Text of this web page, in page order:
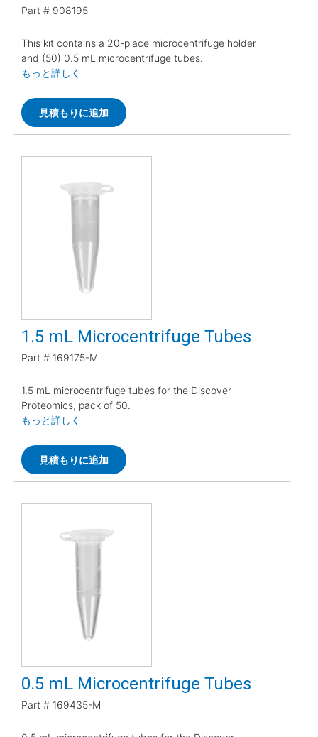
Part # 908195
This kit contains a 20-place microcentrifuge holder
and (50) 0.5 mL microcentrifuge tubes.
もっと詳しく
見積もりに追加
1.5 mL Microcentrifuge Tubes
Part # 169175-M
1.5 mL microcentrifuge tubes for the Discover
Proteomics, pack of 50.
もっと詳しく
見積もりに追加
0.5 mL Microcentrifuge Tubes
Part # 169435-M